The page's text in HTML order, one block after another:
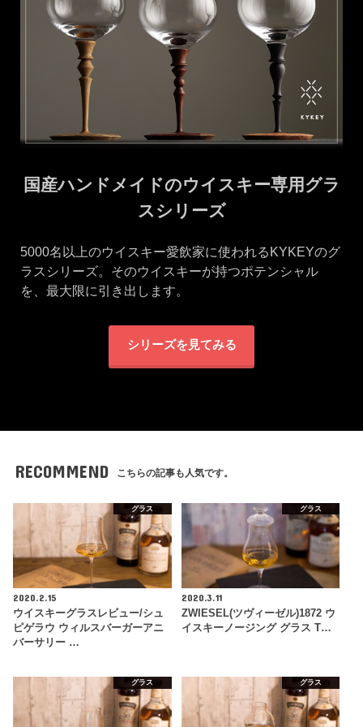
国産ハンドメイドのウイスキー専用グラ
スシリーズ
5000名以上のウイスキー愛飲家に使われるKYKEYのグ
ラスシリーズ。そのウイスキーが持つポテンシャル
を、最大限に引き出します。
シリーズを見てみる
RECOMMEND こちらの記事も人気です。
グラス
2020.2.15
ウイスキーグラスレビュー/シュ
ピゲラウ ウィルスバーガーアニ
バーサリー …
グラス
2020.3.11
ZWIESEL(ツヴィーゼル)1872 ウ
イスキーノージング グラス T…
グラス グラス